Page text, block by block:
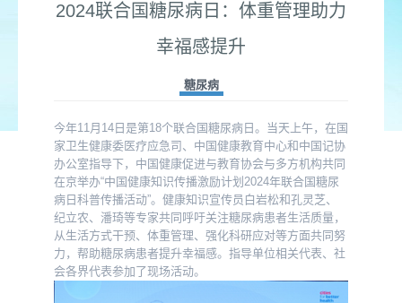
2024联合国糖尿病日：体重管理助力
幸福感提升
糖尿病
今年11月14日是第18个联合国糖尿病日。当天上午，在国
家卫生健康委医疗应急司、中国健康教育中心和中国记协
办公室指导下，中国健康促进与教育协会与多方机构共同
在京举办“中国健康知识传播激励计划2024年联合国糖尿
病日科普传播活动”。健康知识宣传员白岩松和孔灵芝、
纪立农、潘琦等专家共同呼吁关注糖尿病患者生活质量，
从生活方式干预、体重管理、强化科研应对等方面共同努
力，帮助糖尿病患者提升幸福感。指导单位相关代表、社
会各界代表参加了现场活动。